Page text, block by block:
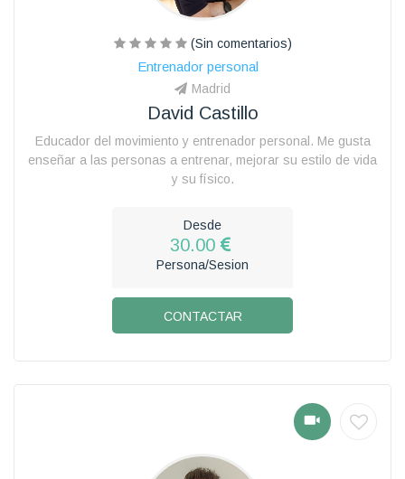
(Sin comentarios)
Entrenador personal
Madrid
David Castillo
Educador del movimiento y entrenador personal. Me gusta
enseñar a las personas a entrenar, mejorar su estilo de vida
y su físico.
Desde
30.00
Persona/Sesion
CONTACTAR